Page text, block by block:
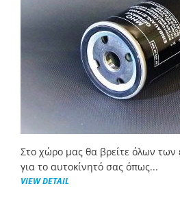
Στο χώρο μας θα βρείτε όλων των
για το αυτοκίνητό σας όπως...
VIEW DETAIL